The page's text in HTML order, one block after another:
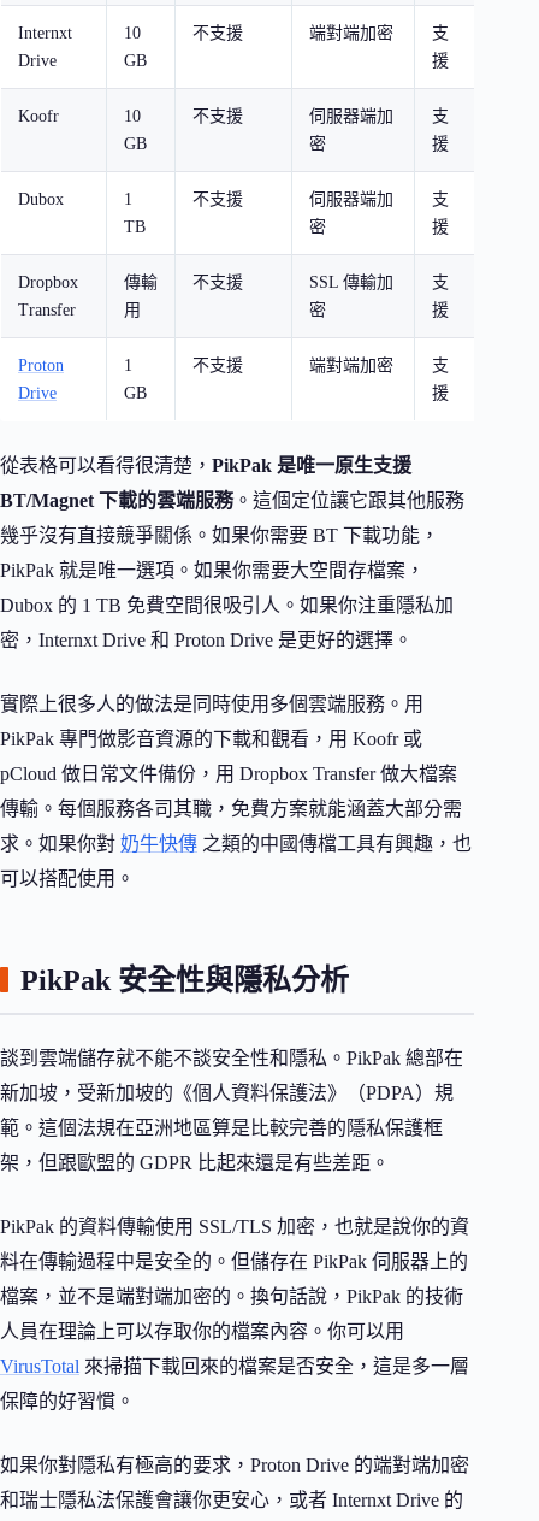
Internxt
Drive
10
GB
不支援 端對端加密
支
援
Koofr
10
GB
不支援
伺服器端加
密
支
援
Dubox
1
TB
不支援
伺服器端加
密
支
援
Dropbox
Transfer
傳輸
用
不支援
SSL 傳輸加
密
支
援
Proton
Drive
1
GB
不支援 端對端加密
支
援
從表格可以看得很清楚， PikPak 是唯一原生支援
BT/Magnet 下載的雲端服務。這個定位讓它跟其他服務
幾乎沒有直接競爭關係。如果你需要 BT 下載功能，
PikPak 就是唯一選項。如果你需要大空間存檔案，
Dubox 的 1 TB 免費空間很吸引人。如果你注重隱私加
密，Internxt Drive 和 Proton Drive 是更好的選擇。
實際上很多人的做法是同時使用多個雲端服務。用
PikPak 專門做影音資源的下載和觀看，用 Koofr 或
pCloud 做日常文件備份，用 Dropbox Transfer 做大檔案
傳輸。每個服務各司其職，免費方案就能涵蓋大部分需
求。如果你對 奶牛快傳 之類的中國傳檔工具有興趣，也
可以搭配使用。
PikPak 安全性與隱私分析
談到雲端儲存就不能不談安全性和隱私。PikPak 總部在
新加坡，受新加坡的《個人資料保護法》（PDPA）規
範。這個法規在亞洲地區算是比較完善的隱私保護框
架，但跟歐盟的 GDPR 比起來還是有些差距。
PikPak 的資料傳輸使用 SSL/TLS 加密，也就是說你的資
料在傳輸過程中是安全的。但儲存在 PikPak 伺服器上的
檔案，並不是端對端加密的。換句話說，PikPak 的技術
人員在理論上可以存取你的檔案內容。你可以用
VirusTotal 來掃描下載回來的檔案是否安全，這是多一層
保障的好習慣。
如果你對隱私有極高的要求，Proton Drive 的端對端加密
和瑞士隱私法保護會讓你更安心，或者 Internxt Drive 的